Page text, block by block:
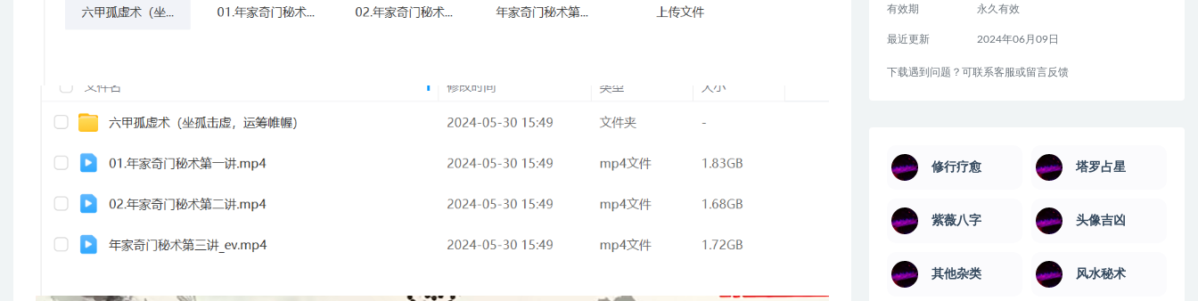
有效期 永久有效
最近更新 2024年06月09日
下载遇到问题？可联系客服或留言反馈
修行疗愈 塔罗占星
紫薇八字 头像吉凶
其他杂类 风水秘术